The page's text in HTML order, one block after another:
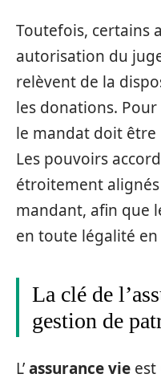
Toutefois, certains
autorisation du
relèvent de la
les donations.
le mandat doit être
Les pouvoirs
étroitement
mandant, afin que
en toute légalité en
La clé de
gestion de
L’assurance vie est